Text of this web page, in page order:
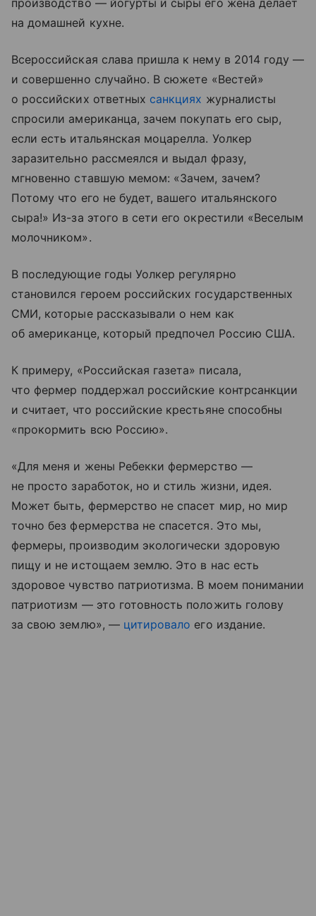
производство — йогурты и сыры его жена делает
на домашней кухне.
Всероссийская слава пришла к нему в 2014 году —
и совершенно случайно. В сюжете «Вестей»
о российских ответных санкциях журналисты
спросили американца, зачем покупать его сыр,
если есть итальянская моцарелла. Уолкер
заразительно рассмеялся и выдал фразу,
мгновенно ставшую мемом: «Зачем, зачем?
Потому что его не будет, вашего итальянского
сыра!» Из-за этого в сети его окрестили «Веселым
молочником».
В последующие годы Уолкер регулярно
становился героем российских государственных
СМИ, которые рассказывали о нем как
об американце, который предпочел Россию США.
К примеру, «Российская газета» писала,
что фермер поддержал российские контрсанкции
и считает, что российские крестьяне способны
«прокормить всю Россию».
«Для меня и жены Ребекки фермерство —
не просто заработок, но и стиль жизни, идея.
Может быть, фермерство не спасет мир, но мир
точно без фермерства не спасется. Это мы,
фермеры, производим экологически здоровую
пищу и не истощаем землю. Это в нас есть
здоровое чувство патриотизма. В моем понимании
патриотизм — это готовность положить голову
за свою землю», — цитировало его издание.